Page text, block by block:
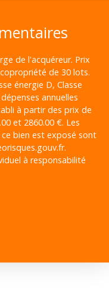
de l'acquéreur. Prix
de 30 lots.
énergie D, Classe
annuelles
à partir des prix de
et 2860.00 €. Les
bien est exposé sont
à responsabilité